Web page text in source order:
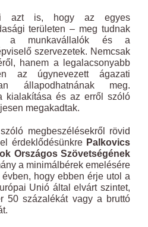
azt is, hogy az egyes
területen – meg tudnak
a munkavállalók és a
szervezetek. Nemcsak
hanem a legalacsonyabb
az úgynevezett ágazati
állapodhatnának meg.
kialakítása és az erről szóló
megakadtak.
megbeszélésekről rövid
érdeklődésünkre Palkovics
Országos Szövetségének
a minimálbérek emelésére
hogy ebben érje utol a
Unió által elvárt szintet,
50 százalékát vagy a bruttó